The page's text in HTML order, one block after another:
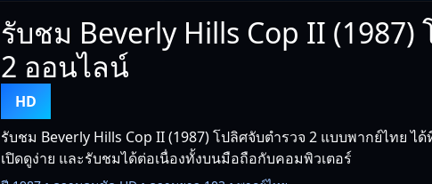
รับชม Beverly Hills Cop II (1987)
2 ออนไลน์
HD
รับชม Beverly Hills Cop II (1987) โปลิศจับตำรวจ 2 แบบพากย์ไทย ไ
เปิดดูง่าย และรับชมได้ต่อเนื่องทั้งบนมือถือกับคอมพิวเตอร์